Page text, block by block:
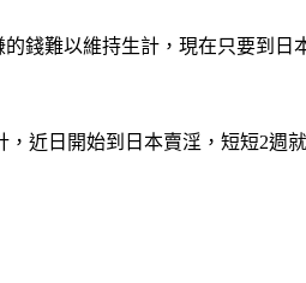
錢難以維持生計，現在只要到日
近日開始到日本賣淫，短短2週